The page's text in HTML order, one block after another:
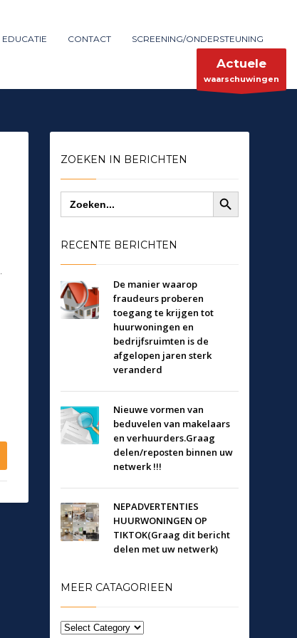
×
Mon-Fri 9:00AM - 6:00AM
EDUCATIE CONTACT SCREENING/ONDERSTEUNING
Actuele
waarschuwingen
ZOEKEN IN BERICHTEN
Zoek
naar:
Zoekknop
RECENTE BERICHTEN
De manier waarop
fraudeurs proberen
toegang te krijgen tot
huurwoningen en
bedrijfsruimten is de
afgelopen jaren sterk
veranderd
Nieuwe vormen van
beduvelen van makelaars
en verhuurders.Graag
delen/reposten binnen uw
netwerk !!!
NEPADVERTENTIES
HUURWONINGEN OP
TIKTOK(Graag dit bericht
delen met uw netwerk)
MEER CATAGORIEEN